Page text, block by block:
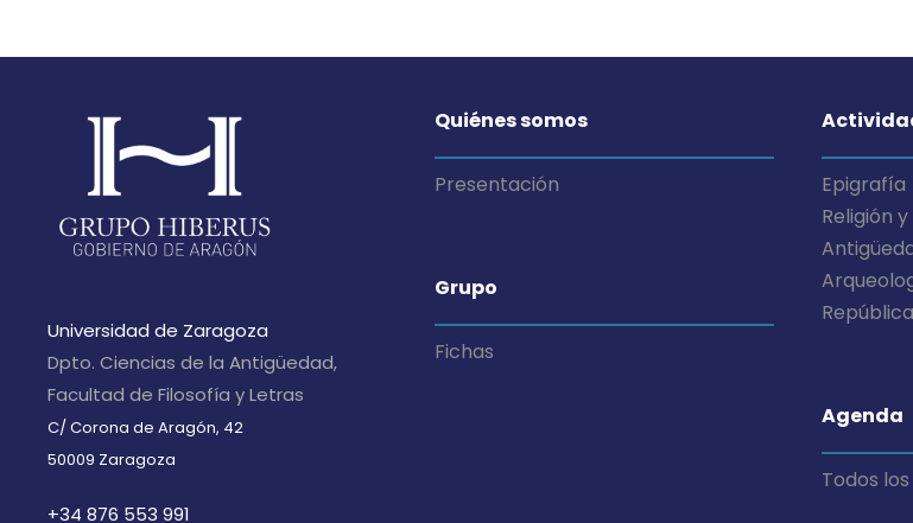
Universidad de Zaragoza
Dpto. Ciencias de la Antigüedad,
Facultad de Filosofía y Letras
C/ Corona de Aragón, 42
50009 Zaragoza
+34 876 553 991
Quiénes somos
Presentación
Grupo
Fichas
Epigrafía
Religión
Agenda
Todos